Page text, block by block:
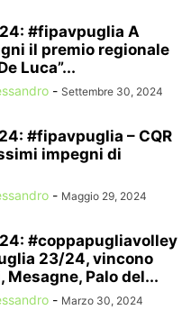
#fipavpuglia A
il premio regionale
Luca”...
- Settembre 30, 2024
#fipavpuglia – CQR
impegni di
- Maggio 29, 2024
#coppapugliavolley
23/24, vincono
Mesagne, Palo del...
- Marzo 30, 2024